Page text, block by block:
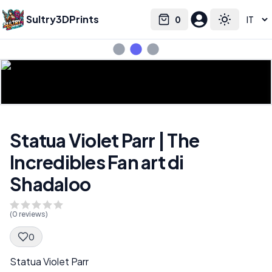
Sultry3DPrints 0
Cart Toggle
Select language
Statua Violet Parr | The
Incredibles Fan art di
Shadaloo
(0 reviews)
0
Spec Description
Statua Violet Parr